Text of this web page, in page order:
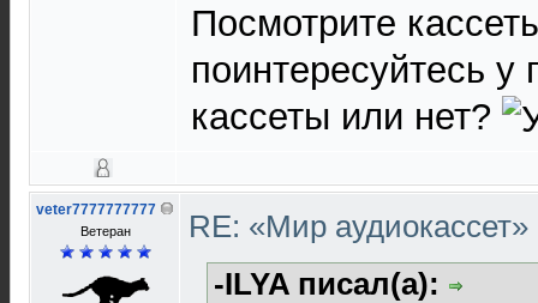
Посмотрите
поинтересуйтесь у
кассеты или нет?
veter7777777777
Ветеран
RE: «Мир
-ILYA писал(а):